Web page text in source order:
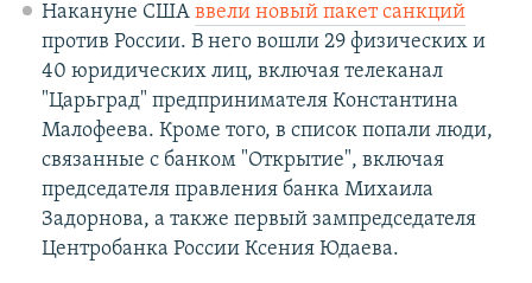
Накануне США ввели новый пакет санкций
против России. В него вошли 29 физических и
40 юридических лиц, включая телеканал
"Царьград" предпринимателя Константина
Малофеева. Кроме того, в список попали люди,
связанные с банком "Открытие", включая
председателя правления банка Михаила
Задорнова, а также первый зампредседателя
Центробанка России Ксения Юдаева.